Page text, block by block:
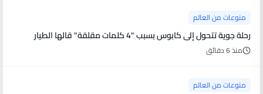
منوعات من العالم
رحلة جوية تتحول إلى كابوس بسبب "4 كلمات مقلقة" قالها الطيار
منذ 6 دقائق
منوعات من العالم